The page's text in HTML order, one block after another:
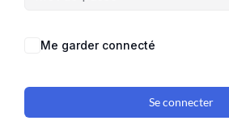
Me garder connecté
Se connecter